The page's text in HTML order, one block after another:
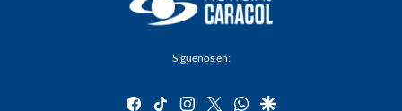
Síguenos en:
facebook
tiktok instagram
twitterwhatsapp
google